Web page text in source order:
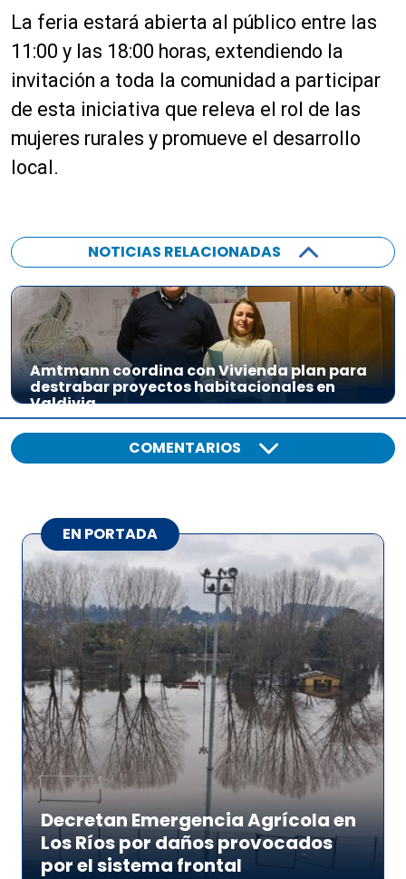
La feria estará abierta al público entre las
11:00 y las 18:00 horas, extendiendo la
invitación a toda la comunidad a participar
de esta iniciativa que releva el rol de las
mujeres rurales y promueve el desarrollo
local.
NOTICIAS RELACIONADAS
Amtmann coordina con Vivienda plan para
destrabar proyectos habitacionales en
Valdivia
COMENTARIOS
EN PORTADA
Decretan Emergencia Agrícola en
Los Ríos por daños provocados
por el sistema frontal